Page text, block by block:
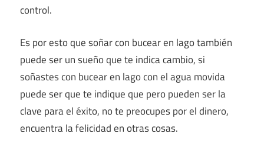
control.
Es por esto que soñar con bucear en lago también
puede ser un sueño que te indica cambio, si
soñastes con bucear en lago con el agua movida
puede ser que te indique que pero pueden ser la
clave para el éxito, no te preocupes por el dinero,
encuentra la felicidad en otras cosas.